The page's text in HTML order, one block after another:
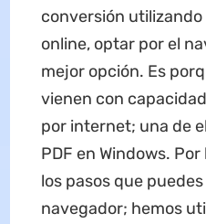
conversión
online, optar por el
mejor opción. Es
vienen con
por internet; una de
PDF en Windows.
los pasos que
navegador; hemos